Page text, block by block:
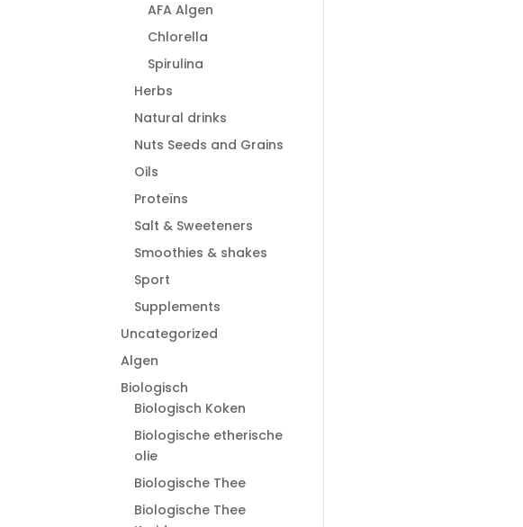
AFA Algen
Chlorella
Spirulina
Herbs
Natural drinks
Nuts Seeds and Grains
Oils
Proteïns
Salt & Sweeteners
Smoothies & shakes
Sport
Supplements
Uncategorized
Algen
Biologisch
Biologisch Koken
Biologische etherische
olie
Biologische Thee
Biologische Thee